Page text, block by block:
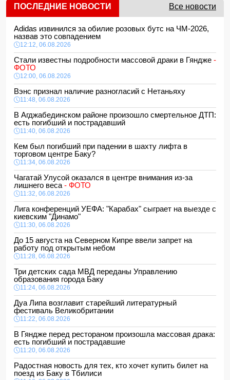
ПОСЛЕДНИЕ НОВОСТИ Все новости
Adidas извинился за обилие розовых бутс на ЧМ-2026,
назвав это совпадением
12:12, 06.08.2026
Стали известны подробности массовой драки в Гяндже -
ФОТО
12:00, 06.08.2026
Вэнс признал наличие разногласий с Нетаньяху
11:48, 06.08.2026
В Агджабединском районе произошло смертельное ДТП:
есть погибший и пострадавший
11:40, 06.08.2026
Кем был погибший при падении в шахту лифта в
торговом центре Баку?
11:34, 06.08.2026
Чагатай Улусой оказался в центре внимания из-за
лишнего веса - ФОТО
11:32, 06.08.2026
Лига конференций УЕФА: "Карабах" сыграет на выезде с
киевским "Динамо"
11:30, 06.08.2026
До 15 августа на Северном Кипре ввели запрет на
работу под открытым небом
11:28, 06.08.2026
Три детских сада МВД переданы Управлению
образования города Баку
11:24, 06.08.2026
Дуа Липа возглавит старейший литературный
фестиваль Великобритании
11:22, 06.08.2026
В Гяндже перед рестораном произошла массовая драка:
есть погибший и пострадавшие
11:20, 06.08.2026
Радостная новость для тех, кто хочет купить билет на
поезд из Баку в Тбилиси